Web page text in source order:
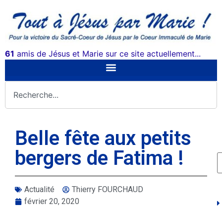
61 amis de Jésus et Marie sur ce site actuellement...
Belle fête aux petits
bergers de Fatima !
Actualité
Thierry FOURCHAUD
février 20, 2020